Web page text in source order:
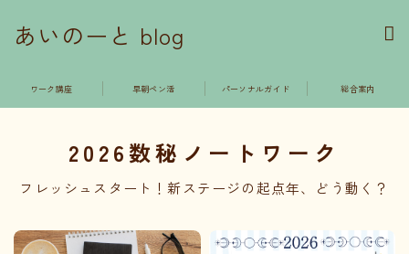
あいのーと blog
ワーク講座 早朝ペン活 パーソナルガイド 総合案内
2026数秘ノートワーク
フレッシュスタート！新ステージの起点年、どう動く？